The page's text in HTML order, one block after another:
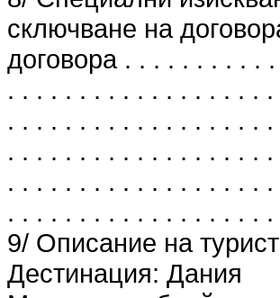
сключване на
договора . . . . . . . . . .
. . . . . . . . . . . . . . . . . .
. . . . . . . . . . . . . . . . . .
. . . . . . . . . . . . . . . . . .
. . . . . . . . . . . . . . . . . .
. . . . . . . . . . . . . . . . . . .
9/ Описание на
Дестинация: Дания